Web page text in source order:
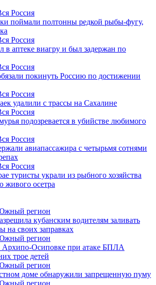
Россия
поймали полтонны редкой рыбы-фугу,
Россия
в аптеке виагру и был задержан по
Россия
покинуть Россию по достижении
Россия
удалили с трассы на Сахалине
Россия
подозревается в убийстве любимого
Россия
авиапассажира с четырьмя сотнями
Россия
туристы украли из рыбного хозяйства
живого осетра
регион
кубанским водителям заливать
на своих заправках
регион
Архипо-Осиповке при атаке БПЛА
трое детей
регион
доме обнаружили запрещенную пуму